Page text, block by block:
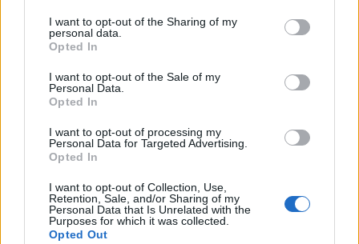
I want to opt-out of the Sharing of my
personal data.
Opted In
I want to opt-out of the Sale of my
Personal Data.
Opted In
I want to opt-out of processing my
Personal Data for Targeted Advertising.
Opted In
I want to opt-out of Collection, Use,
Retention, Sale, and/or Sharing of my
Personal Data that Is Unrelated with the
Purposes for which it was collected.
Opted Out
5 λόγοι που το αυτοκίνητο τρέμει
2